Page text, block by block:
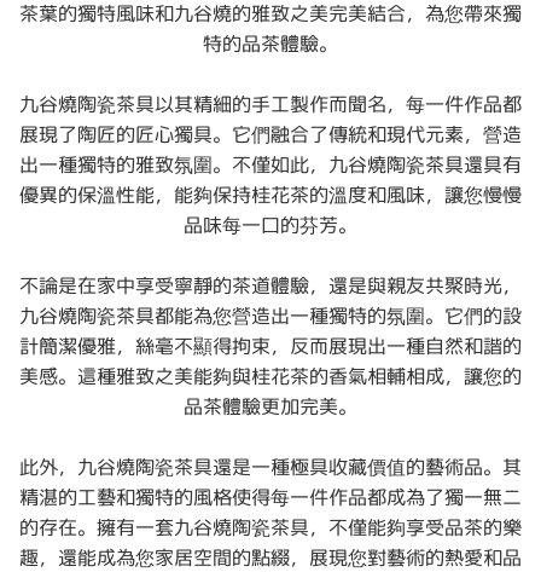
茶葉的獨特風味和九谷燒的雅致之美完美結合，為您帶來獨
特的品茶體驗。
九谷燒陶瓷茶具以其精細的手工製作而聞名，每一件作品都
展現了陶匠的匠心獨具。它們融合了傳統和現代元素，營造
出一種獨特的雅致氛圍。不僅如此，九谷燒陶瓷茶具還具有
優異的保溫性能，能夠保持桂花茶的溫度和風味，讓您慢慢
品味每一口的芬芳。
不論是在家中享受寧靜的茶道體驗，還是與親友共聚時光，
九谷燒陶瓷茶具都能為您營造出一種獨特的氛圍。它們的設
計簡潔優雅，絲毫不顯得拘束，反而展現出一種自然和諧的
美感。這種雅致之美能夠與桂花茶的香氣相輔相成，讓您的
品茶體驗更加完美。
此外，九谷燒陶瓷茶具還是一種極具收藏價值的藝術品。其
精湛的工藝和獨特的風格使得每一件作品都成為了獨一無二
的存在。擁有一套九谷燒陶瓷茶具，不僅能夠享受品茶的樂
趣，還能成為您家居空間的點綴，展現您對藝術的熱愛和品